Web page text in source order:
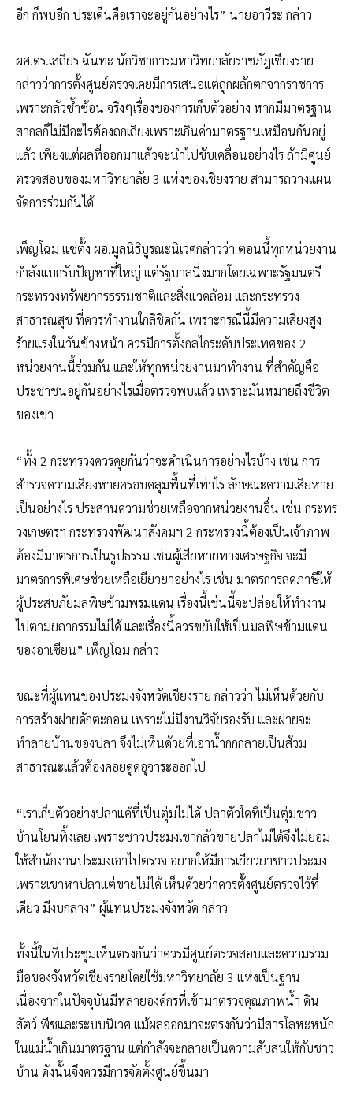
อีก ก็พบอีก ประเด็นคือเราจะอยู่กันอย่างไร” นายอาวีระ กล่าว
ผศ.ดร.เสถียร ฉันทะ นักวิชาการมหาวิทยาลัยราชภัฎเชียงราย
กล่าวว่าการตั้งศูนย์ตรวจเคยมีการเสนอแต่ถูกผลักตกจากราชการ
เพราะกลัวซ้ำซ้อน จริงๆเรื่องของการเก็บตัวอย่าง หากมีมาตรฐาน
สากลก็ไม่มีอะไรต้องถกเถียงเพราะเกินค่ามาตรฐานเหมือนกันอยู่
แล้ว เพียงแต่ผลที่ออกมาแล้วจะนำไปขับเคลื่อนอย่างไร ถ้ามีศูนย์
ตรวจสอบของมหาวิทยาลัย 3 แห่งของเชียงราย สามารถวางแผน
จัดการร่วมกันได้
เพ็ญโฉม แซ่ตั้ง ผอ.มูลนิธิบูรณะนิเวศกล่าวว่า ตอนนี้ทุกหน่วยงาน
กำลังแบกรับปัญหาที่ใหญ่ แต่รัฐบาลนิ่งมากโดยเฉพาะรัฐมนตรี
กระทรวงทรัพยากรธรรมชาติและสิ่งแวดล้อม และกระทรวง
สาธารณสุข ที่ควรทำงานใกลิชิดกัน เพราะกรณีนี้มีความเสี่ยงสูง
ร้ายแรงในวันข้างหน้า ควรมีการตั้งกลไกระดับประเทศของ 2
หน่วยงานนี้ร่วมกัน และให้ทุกหน่วยงานมาทำงาน ที่สำคัญคือ
ประชาชนอยู่กันอย่างไรเมื่อตรวจพบแล้ว เพราะมันหมายถึงชีวิต
ของเขา
“ทั้ง 2 กระทรวงควรคุยกันว่าจะดำเนินการอย่างไรบ้าง เช่น การ
สำรวจความเสียงหายครอบคลุมพื้นที่เท่าไร ลักษณะความเสียหาย
เป็นอย่างไร ประสานความช่วยเหลือจากหน่วยงานอื่น เช่น กระทร
วงเกษตรฯ กระทรวงพัฒนาสังคมฯ 2 กระทรวงนี้ต้องเป็นเจ้าภาพ
ต้องมีมาตรการเป็นรูปธรรม เช่นผู้เสียหายทางเศรษฐกิจ จะมี
มาตรการพิเศษช่วยเหลือเยียวยาอย่างไร เช่น มาตรการลดภาษีให้
ผู้ประสบภัยมลพิษข้ามพรมแดน เรื่องนี้เช่นนี้จะปล่อยให้ทำงาน
ไปตามยถากรรมไม่ได้ และเรื่องนี้ควรขยับให้เป็นมลพิษข้ามแดน
ของอาเซียน” เพ็ญโฉม กล่าว
ขณะที่ผู้แทนของประมงจังหวัดเชียงราย กล่าวว่า ไม่เห็นด้วยกับ
การสร้างฝายดักตะกอน เพราะไม่มีงานวิจัยรองรับ และฝายจะ
ทำลายบ้านของปลา จึงไม่เห็นด้วยที่เอาน้ำกกกลายเป็นส้วม
สาธารณะแล้วต้องคอยดูดอุจาระออกไป
“เราเก็บตัวอย่างปลาแค้ที่เป็นตุ่มไม่ได้ ปลาตัวใดที่เป็นตุ่มชาว
บ้านโยนทิ้งเลย เพราะชาวประมงเขากลัวขายปลาไม่ได้จึงไม่ยอม
ให้สำนักงานประมงเอาไปตรวจ อยากให้มีการเยียวยาชาวประมง
เพราะเขาหาปลาแต่ขายไม่ได้ เห็นด้วยว่าควรตั้งศูนย์ตรวจไว้ที่
เดียว มีงบกลาง” ผู้แทนประมงจังหวัด กล่าว
ทั้งนี้ในที่ประชุมเห็นตรงกันว่าควรมีศูนย์ตรวจสอบและความร่วม
มือของจังหวัดเชียงรายโดยใช้มหาวิทยาลัย 3 แห่งเป็นฐาน
เนื่องจากในปัจจุบันมีหลายองค์กรที่เข้ามาตรวจคุณภาพน้ำ ดิน
สัตว์ พืชและระบบนิเวศ แม้ผลออกมาจะตรงกันว่ามีสารโลหะหนัก
ในแม่น้ำเกินมาตรฐาน แต่กำลังจะกลายเป็นความสับสนให้กับชาว
บ้าน ดังนั้นจึงควรมีการจัดตั้งศูนย์ขึ้นมา